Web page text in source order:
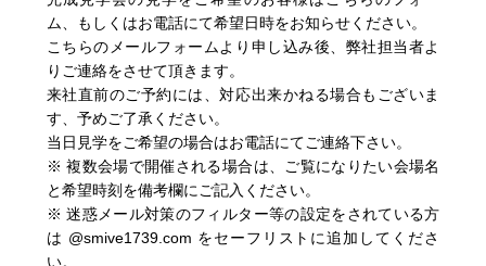
ム、もしくはお電話にて希望日時をお知らせください。
こちらのメールフォームより申し込み後、弊社担当者よ
りご連絡をさせて頂きます。
来社直前のご予約には、対応出来かねる場合もございま
す、予めご了承ください。
当日見学をご希望の場合はお電話にてご連絡下さい。
※ 複数会場で開催される場合は、ご覧になりたい会場名
と希望時刻を備考欄にご記入ください。
※ 迷惑メール対策のフィルター等の設定をされている方
は @smive1739.com をセーフリストに追加してくださ
い。